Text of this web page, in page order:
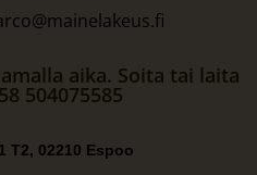
aika. Soita tai laita
504075585
T2, 02210 Espoo